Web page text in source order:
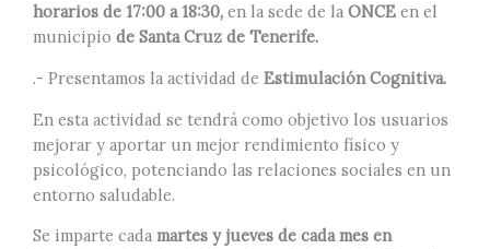
horarios de 17:00 a 18:30, en la sede de la ONCE en el
municipio de Santa Cruz de Tenerife.
.- Presentamos la actividad de Estimulación Cognitiva.
En esta actividad se tendrá como objetivo los usuarios
mejorar y aportar un mejor rendimiento físico y
psicológico, potenciando las relaciones sociales en un
entorno saludable.
Se imparte cada martes y jueves de cada mes en